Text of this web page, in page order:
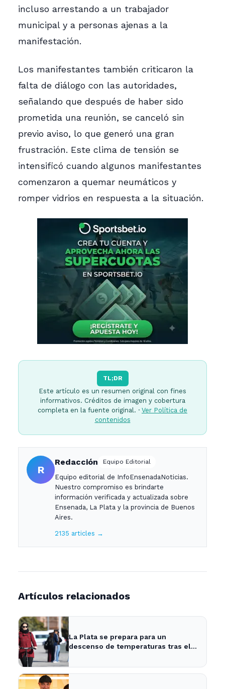
incluso arrestando a un trabajador
municipal y a personas ajenas a la
manifestación.
Los manifestantes también criticaron la
falta de diálogo con las autoridades,
señalando que después de haber sido
prometida una reunión, se canceló sin
previo aviso, lo que generó una gran
frustración. Este clima de tensión se
intensificó cuando algunos manifestantes
comenzaron a quemar neumáticos y
romper vidrios en respuesta a la situación.
TL;DR
Este artículo es un resumen original con fines
informativos. Créditos de imagen y cobertura
completa en la fuente original. · Ver Política de
contenidos
R
Redacción Equipo Editorial
Equipo editorial de InfoEnsenadaNoticias.
Nuestro compromiso es brindarte
información verificada y actualizada sobre
Ensenada, La Plata y la provincia de Buenos
Aires.
2135 articles →
Artículos relacionados
La Plata se prepara para un
descenso de temperaturas tras el